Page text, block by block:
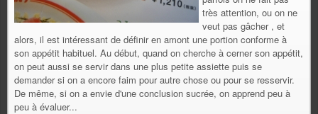
très attention, ou on ne
veut pas gâcher , et
alors, il est intéressant de définir en amont une portion conforme à
son appétit habituel. Au début, quand on cherche à cerner son appétit,
on peut aussi se servir dans une plus petite assiette puis se
demander si on a encore faim pour autre chose ou pour se resservir.
De même, si on a envie d'une conclusion sucrée, on apprend peu à
peu à évaluer...